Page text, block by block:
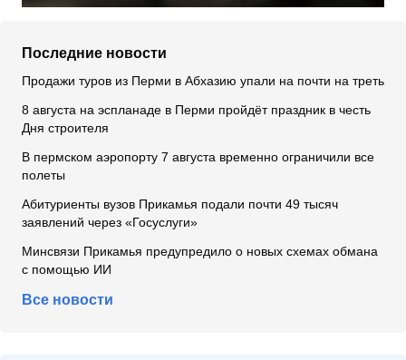
Последние новости
Продажи туров из Перми в Абхазию упали на почти на треть
8 августа на эспланаде в Перми пройдёт праздник в честь
Дня строителя
В пермском аэропорту 7 августа временно ограничили все
полеты
Абитуриенты вузов Прикамья подали почти 49 тысяч
заявлений через «Госуслуги»
Минсвязи Прикамья предупредило о новых схемах обмана
с помощью ИИ
Все новости